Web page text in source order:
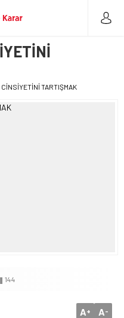
TARTIŞMAK
144
A+ A-